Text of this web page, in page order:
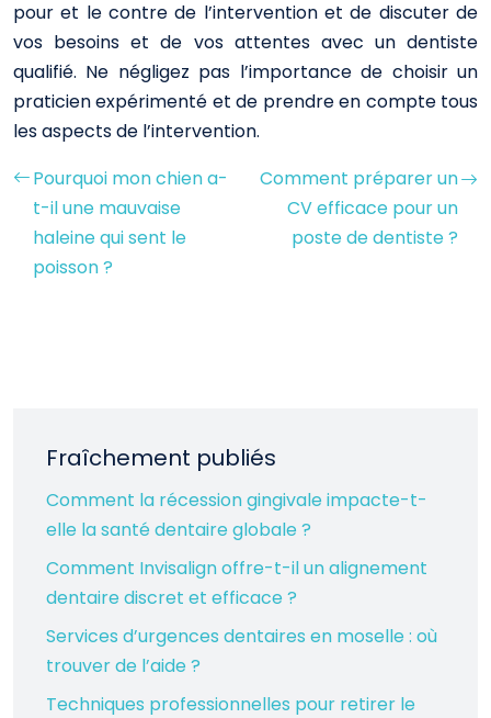
pour et le contre de l’intervention et de discuter de
vos besoins et de vos attentes avec un dentiste
qualifié. Ne négligez pas l’importance de choisir un
praticien expérimenté et de prendre en compte tous
les aspects de l’intervention.
Pourquoi mon chien a-
t-il une mauvaise
haleine qui sent le
poisson ?
Comment préparer un
CV efficace pour un
poste de dentiste ?
Fraîchement publiés
Comment la récession gingivale impacte-t-
elle la santé dentaire globale ?
Comment Invisalign offre-t-il un alignement
dentaire discret et efficace ?
Services d’urgences dentaires en moselle : où
trouver de l’aide ?
Techniques professionnelles pour retirer le